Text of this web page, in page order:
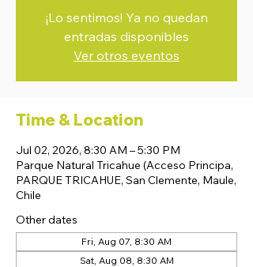
¡Lo sentimos! Ya no quedan
entradas disponibles
Ver otros eventos
Time & Location
Jul 02, 2026, 8:30 AM – 5:30 PM
Parque Natural Tricahue (Acceso Principa,
PARQUE TRICAHUE, San Clemente, Maule,
Chile
Other dates
Fri, Aug 07, 8:30 AM
Sat, Aug 08, 8:30 AM